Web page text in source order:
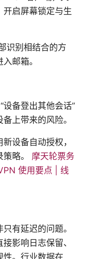
开启屏幕锁定与生
识别相结合的方
邮箱。
备登出其他会话”
上带来的风险。
设备自动授权，
略。 摩天轮票务
使用要点 | 线
有延迟的问题。
影响日志保留、